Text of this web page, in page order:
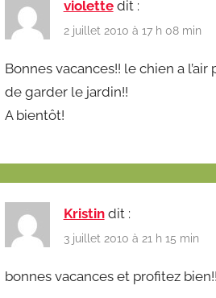
violette dit :
2 juillet 2010 à 17 h 08 min
Bonnes vacances!! le chien a
de garder le jardin!!
A bientôt!
Kristin dit :
3 juillet 2010 à 21 h 15 min
bonnes vacances et profitez bien!!